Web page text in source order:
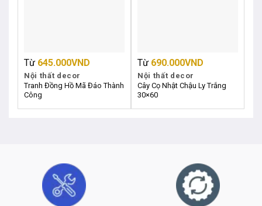
Nội thất decor
Tranh Đồng Hồ Mã Đáo Thành
Công
Từ 645.000VND
Nội thất decor
Cây Cọ Nhật Chậu Ly Trắng
30×60
Từ 690.000VND